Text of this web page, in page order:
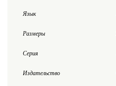
Язык
Размеры
Серия
Издательство